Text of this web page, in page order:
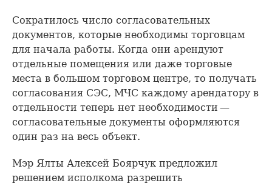
Сократилось число согласовательных
документов, которые необходимы торговцам
для начала работы. Когда они арендуют
отдельные помещения или даже торговые
места в большом торговом центре, то получать
согласования СЭС, МЧС каждому арендатору в
отдельности теперь нет необходимости —
согласовательные документы оформляются
один раз на весь объект.
Мэр Ялты Алексей Боярчук предложил
решением исполкома разрешить